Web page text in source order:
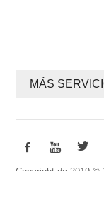
MÁS
  
Copyright de 2019 ©